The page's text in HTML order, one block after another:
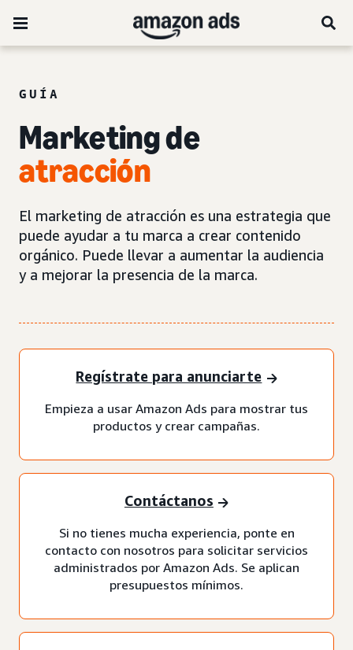
GUÍA
Marketing de
atracción
El marketing de atracción es una estrategia que
puede ayudar a tu marca a crear contenido
orgánico. Puede llevar a aumentar la audiencia
y a mejorar la presencia de la marca.
Regístrate para anunciarte
Empieza a usar Amazon Ads para mostrar tus
productos y crear campañas.
Contáctanos
Si no tienes mucha experiencia, ponte en
contacto con nosotros para solicitar servicios
administrados por Amazon Ads. Se aplican
presupuestos mínimos.